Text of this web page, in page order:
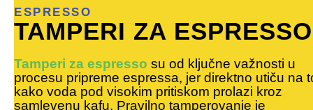
ESPRESSO
TAMPERI ZA ESPRESSO
Tamperi za espresso su od ključne važnosti u
procesu pripreme espressa, jer direktno utiču na
kako voda pod visokim pritiskom prolazi kroz
samlevenu kafu. Pravilno tamperovanje je